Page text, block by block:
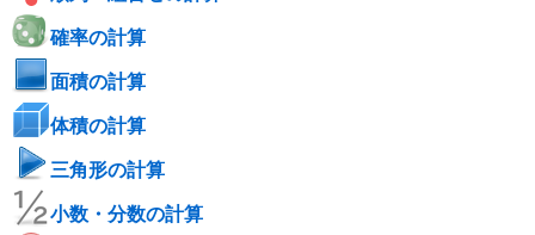
確率の計算
面積の計算
体積の計算
三角形の計算
小数・分数の計算